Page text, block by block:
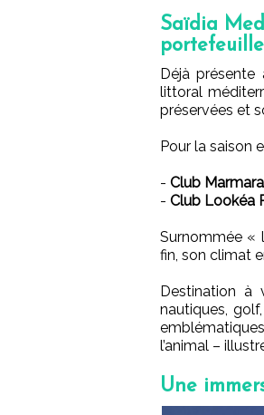
Saïdia
Déjà présente
littoral
préservées et
Pour la saison
- Club
- Club Lookéa
Surnommée «
fin, son climat
Destination à
nautiques,
l’animal –
Une